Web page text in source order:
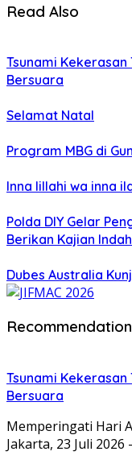
Read Also
Tsunami Kekerasan
Bersuara
Selamat Natal
Program MBG di
Inna lillahi wa inna
Polda DIY Gelar
Berikan Kajian
Dubes Australia
Tsunami Kekerasan
Bersuara
Memperingati Hari
Jakarta, 23 Juli